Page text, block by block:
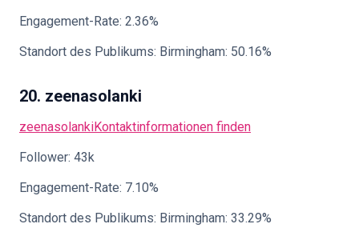
Engagement-Rate: 2.36%
Standort des Publikums: Birmingham: 50.16%
20. zeenasolanki
zeenasolankiKontaktinformationen finden
Follower: 43k
Engagement-Rate: 7.10%
Standort des Publikums: Birmingham: 33.29%